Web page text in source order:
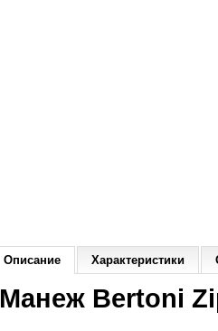
Описание Характеристики
Манеж Bertoni